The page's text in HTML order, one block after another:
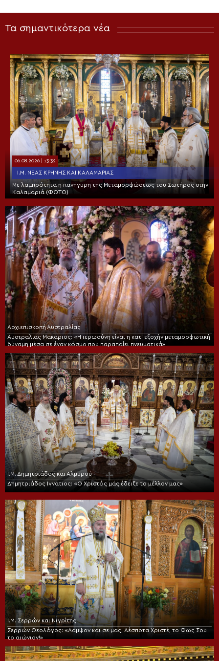
Τα σημαντικότερα νέα
06.08.2026 | 13:32
Ι.Μ. ΝΈΑΣ ΚΡΉΝΗΣ ΚΑΙ ΚΑΛΑΜΑΡΙΆΣ
Με λαμπρότητα η πανήγυρη της Μεταμορφώσεως του Σωτήρος στην
Καλαμαριά (ΦΩΤΟ)
Αρχιεπισκοπή Αυστραλίας
Αυστραλίας Μακάριος: «Η ιερωσύνη είναι η κατ’ εξοχήν μεταμορφωτική
δύναμη μέσα σε έναν κόσμο που παραπαίει πνευματικά»
Ι.Μ. Δημητριάδος και Αλμυρού
Δημητριάδος Ιγνάτιος: «Ο Χριστός μάς έδειξε το μέλλον μας»
Ι.Μ. Σερρών και Νιγρίτης
Σερρών Θεολόγος: «Λάμψον και σε μας, Δέσποτα Χριστέ, το Φως Σου
το αιώνιον!»